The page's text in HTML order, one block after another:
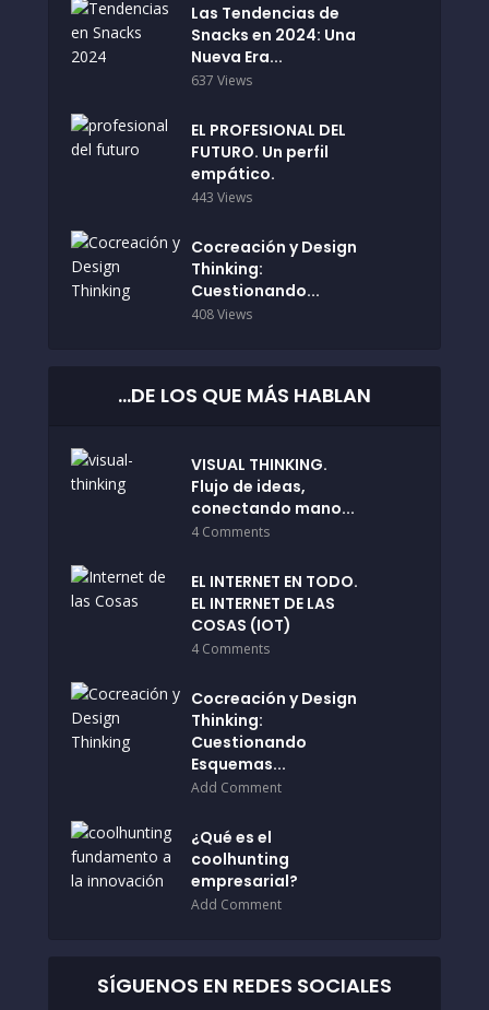
Las Tendencias de
Snacks en 2024: Una
Nueva Era...
637 Views
EL PROFESIONAL DEL
FUTURO. Un perfil
empático.
443 Views
Cocreación y Design
Thinking:
Cuestionando...
408 Views
…DE LOS QUE MÁS HABLAN
VISUAL THINKING.
Flujo de ideas,
conectando mano...
4 Comments
EL INTERNET EN TODO.
EL INTERNET DE LAS
COSAS (IOT)
4 Comments
Cocreación y Design
Thinking:
Cuestionando
Esquemas...
Add Comment
¿Qué es el
coolhunting
empresarial?
Add Comment
SÍGUENOS EN REDES SOCIALES